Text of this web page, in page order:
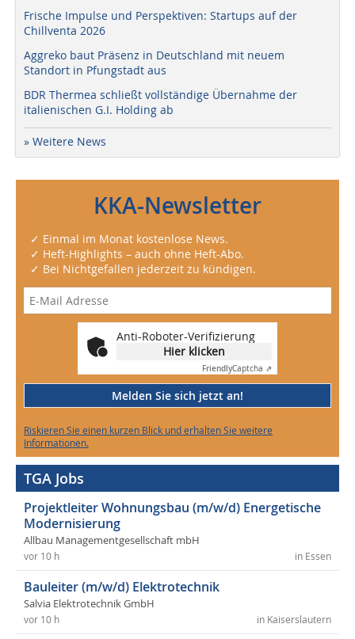
Frische Impulse und Perspektiven: Startups auf der
Chillventa 2026
Aggreko baut Präsenz in Deutschland mit neuem
Standort in Pfungstadt aus
BDR Thermea schließt vollständige Übernahme der
italienischen G.I. Holding ab
» Weitere News
KKA-Newsletter
✓ Einmal im Monat kostenlose News.
✓ Heft-Highlights – auch ohne Heft-Abo.
✓ Bei Nichtgefallen jederzeit zu kündigen.
Anti-Roboter-Verifizierung
Hier klicken
FriendlyCaptcha ⇗
Melden Sie sich jetzt an!
Riskieren Sie einen kurzen Blick und erhalten Sie weitere
Informationen.
TGA Jobs
Projektleiter Wohnungsbau (m/w/d) Energetische
Modernisierung
Allbau Managementgesellschaft mbH
in Essen
vor 10 h
Bauleiter (m/w/d) Elektrotechnik
Salvia Elektrotechnik GmbH
in Kaiserslautern
vor 10 h